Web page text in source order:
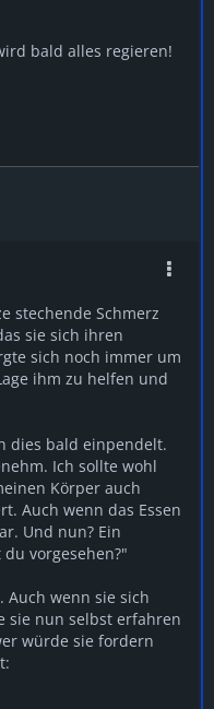
bald alles regieren!
stechende Schmerz
sie sich ihren
sich noch immer um
ihm zu helfen und
dies bald einpendelt.
Ich sollte wohl
Körper auch
Auch wenn das Essen
Und nun? Ein
vorgesehen?"
Auch wenn sie sich
sie nun selbst erfahren
würde sie fordern